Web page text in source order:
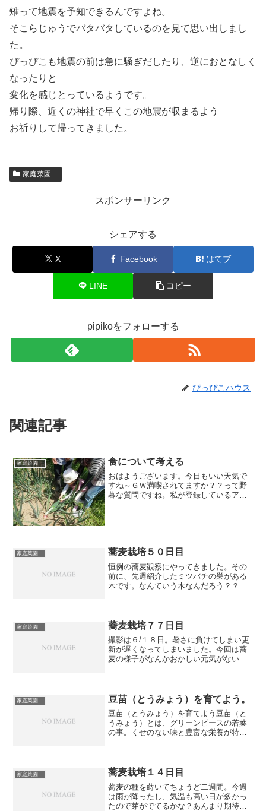
雉って地震を予知できるんですよね。
そこらじゅうでバタバタしているのを見て思い出しまし
た。
ぴっぴこも地震の前は急に騒ぎだしたり、逆におとなしく
なったりと
変化を感じとっているようです。
帰り際、近くの神社で早くこの地震が収まるよう
お祈りして帰ってきました。
家庭菜園
スポンサーリンク
シェアする
X Facebook はてブ
LINE コピー
pipikoをフォローする
ぴっぴこハウス
関連記事
家庭菜園 食について考える
おはようございます。今日もいい天気で
すね～ＧＷ満喫されてますか？？って野
暮な質問ですね。私が登録しているアウ
家庭菜園 蕎麦栽培５０日目
恒例の蕎麦観察にやってきました。その
前に、先週紹介したミツバチの巣がある
木です。なんていう木なんだろう？？綺
は恵みの雨です。普通蕎麦は...
家庭菜園 蕎麦栽培７７日目
撮影は６/１８日。暑さに負けてしまい更
新が遅くなってしまいました。今回は蕎
麦の様子がなんかおかしい元気がないと
とり記念撮影。今から脱穀...
家庭菜園 豆苗（とうみょう）を育てよう。
豆苗（とうみょう）を育てよう豆苗（と
うみょう）とは、グリーンピースの若葉
の事。くせのない味と豊富な栄養が特徴
使い終わり、残った根の部分...
家庭菜園 蕎麦栽培１４日目
蕎麦の種を蒔いてちょうど二週間。今週
は雨が降ったし、気温も高い日が多かっ
たので芽がでてるかな？あんまり期待し